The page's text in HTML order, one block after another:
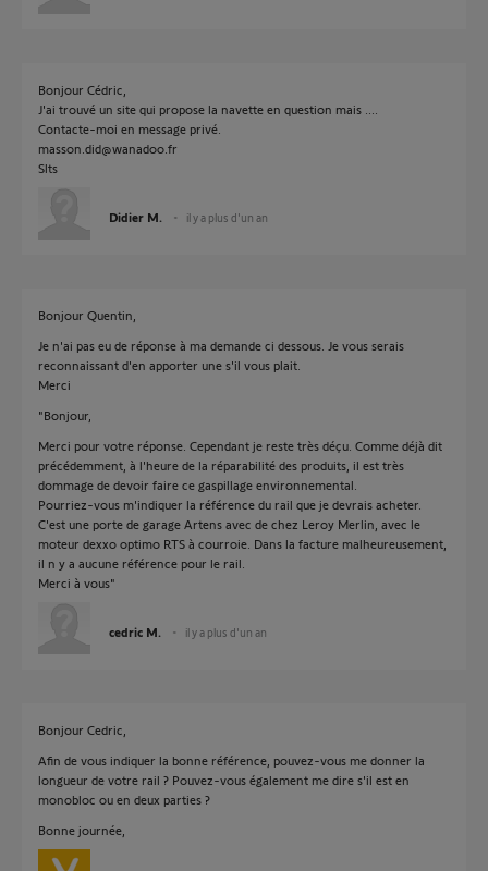
Bonjour Cédric,
J'ai trouvé un site qui propose la navette en question mais ....
Contacte-moi en message privé.
masson.did@wanadoo.fr
Slts
Didier M. il y a plus d'un an
Bonjour Quentin,
Je n'ai pas eu de réponse à ma demande ci dessous. Je vous serais
reconnaissant d'en apporter une s'il vous plait.
Merci
"Bonjour,
Merci pour votre réponse. Cependant je reste très déçu. Comme déjà dit
précédemment, à l'heure de la réparabilité des produits, il est très
dommage de devoir faire ce gaspillage environnemental.
Pourriez-vous m'indiquer la référence du rail que je devrais acheter.
C'est une porte de garage Artens avec de chez Leroy Merlin, avec le
moteur dexxo optimo RTS à courroie. Dans la facture malheureusement,
il n y a aucune référence pour le rail.
Merci à vous"
cedric M. il y a plus d'un an
Bonjour Cedric,
Afin de vous indiquer la bonne référence, pouvez-vous me donner la
longueur de votre rail ? Pouvez-vous également me dire s'il est en
monobloc ou en deux parties ?
Bonne journée,